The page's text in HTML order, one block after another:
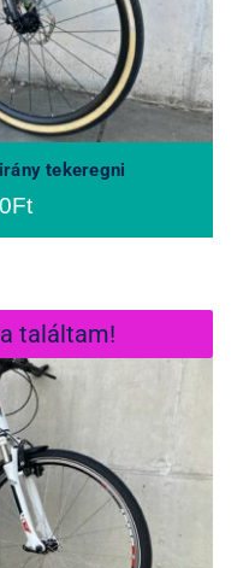
irány tekeregni
Ft
találtam!
Pedelec